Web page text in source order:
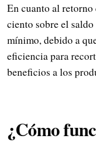
En cuanto al
ciento sobre el
mínimo, debido a
eficiencia para
beneficios a los
¿Cómo